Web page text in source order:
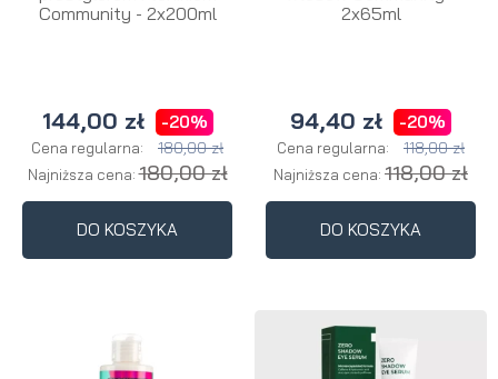
Community - 2x200ml
144,00 zł -20%
Cena regularna: 180,00 zł
Najniższa cena:180,00 zł
DO KOSZYKA
2x65ml
94,40 zł -20%
Cena regularna: 118,00 zł
Najniższa cena: 118,00 zł
DO KOSZYKA